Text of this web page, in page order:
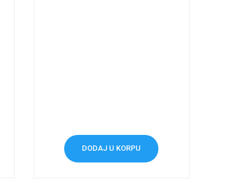
DODAJ U KORPU